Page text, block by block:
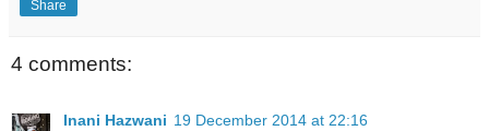
Share
4 comments:
Inani Hazwani 19 December 2014 at 22:16